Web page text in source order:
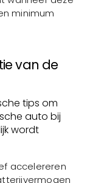
minimum
van de
tips om
auto bij
wordt
accelereren